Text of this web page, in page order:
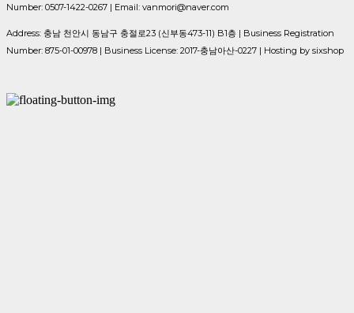
Number: 0507-1422-0267 | Email: vanmori@naver.com
Address: 충남 천안시 동남구 충절로23 (신부동473-11) B1층 | Business Registration
Number: 875-01-00978 | Business License: 2017-충남아산-0227 | Hosting by sixshop